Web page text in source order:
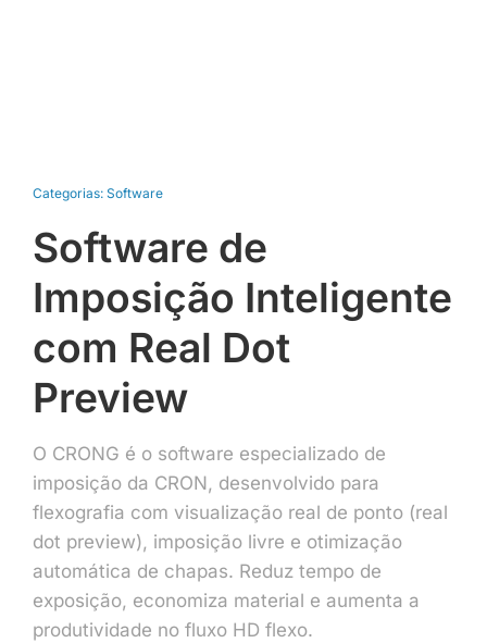
Categorias: Software
Software de
Imposição Inteligente
com Real Dot
Preview
O CRONG é o software especializado de
imposição da CRON, desenvolvido para
flexografia com visualização real de ponto (real
dot preview), imposição livre e otimização
automática de chapas. Reduz tempo de
exposição, economiza material e aumenta a
produtividade no fluxo HD flexo.